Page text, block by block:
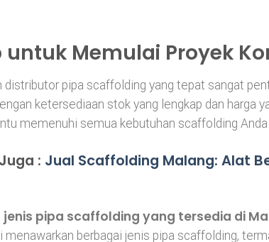
untuk Memulai Proyek
distributor pipa scaffolding yang tepat sangat
ketersediaan stok yang lengkap dan harga
memenuhi semua kebutuhan scaffolding Anda
: Jual Scaffolding Malang: Alat
jenis pipa scaffolding yang tersedia di
menawarkan berbagai jenis pipa scaffolding,